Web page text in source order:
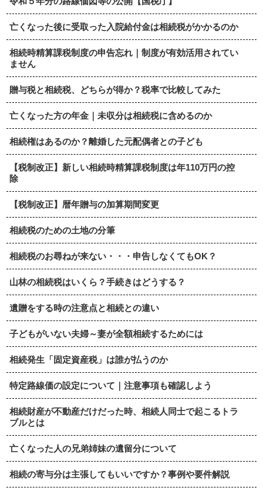
亡くなった後に受取った入院給付金は相続税がかかるのか
相続時精算課税制度の申告忘れ｜制度が有効活用されてい
ません
贈与税と相続税、どちらが得か？税率で比較してみた
亡くなった方の年金｜未収分は相続税に含めるのか
相続権はあるのか？離婚した元配偶者との子ども
【税制改正】新しい相続時精算課税制度は年110万円の控
除
【税制改正】暦年贈与の加算期間変更
相続税のための土地の分筆
相続税のお尋ねが来ない・・・申告しなくてもOK？
山林の相続税はいくら？手続きはどうする？
遺贈をする時の注意点と相続との違い
子どもがいない夫婦～妻が全額相続するためには
相続発生「固定資産税」は誰が払うのか
特定路線価の設定について｜注意事項も確認しよう
相続財産が不動産だけだった時、相続人同士で起こるトラ
ブルとは
亡くなった人の兄弟姉妹の遺留分について
相続の寄与分は主張してもいいですか？事例や要件解説